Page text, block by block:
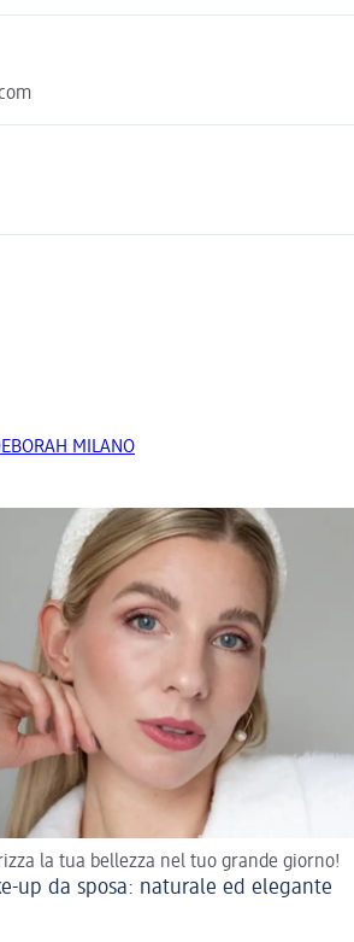
MILANO
la tua bellezza nel tuo grande giorno!
up da sposa: naturale ed elegante